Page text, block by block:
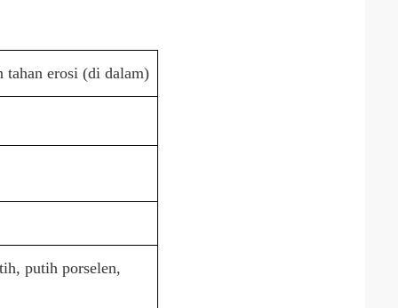
tahan erosi (di dalam)
putih porselen,